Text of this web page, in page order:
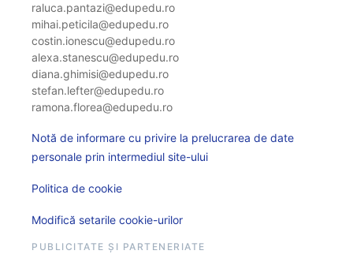
raluca.pantazi@edupedu.ro
mihai.peticila@edupedu.ro
costin.ionescu@edupedu.ro
alexa.stanescu@edupedu.ro
diana.ghimisi@edupedu.ro
stefan.lefter@edupedu.ro
ramona.florea@edupedu.ro
Notă de informare cu privire la prelucrarea de date
personale prin intermediul site-ului
Politica de cookie
Modifică setarile cookie-urilor
PUBLICITATE ȘI PARTENERIATE